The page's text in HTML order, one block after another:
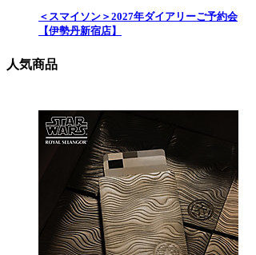
＜スマイソン＞2027年ダイアリーご予約会
【伊勢丹新宿店】
人気商品